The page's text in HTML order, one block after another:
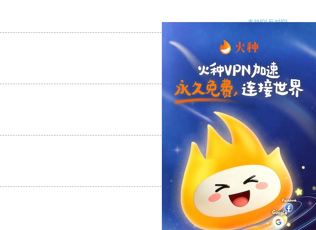
支持[0] 反对[0]
支持[0] 反对
支持
支持 反对 [0]